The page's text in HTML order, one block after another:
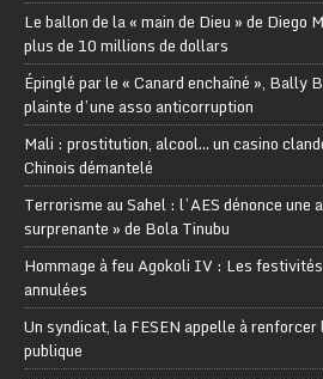
Le ballon de la « main de Dieu » de Diego
plus de 10 millions de dollars
Épinglé par le « Canard enchaîné », Bally
plainte d’une asso anticorruption
Mali : prostitution, alcool… un casino
Chinois démantelé
Terrorisme au Sahel : l’AES dénonce
surprenante » de Bola Tinubu
Hommage à feu Agokoli IV : Les
annulées
Un syndicat, la FESEN appelle à
publique